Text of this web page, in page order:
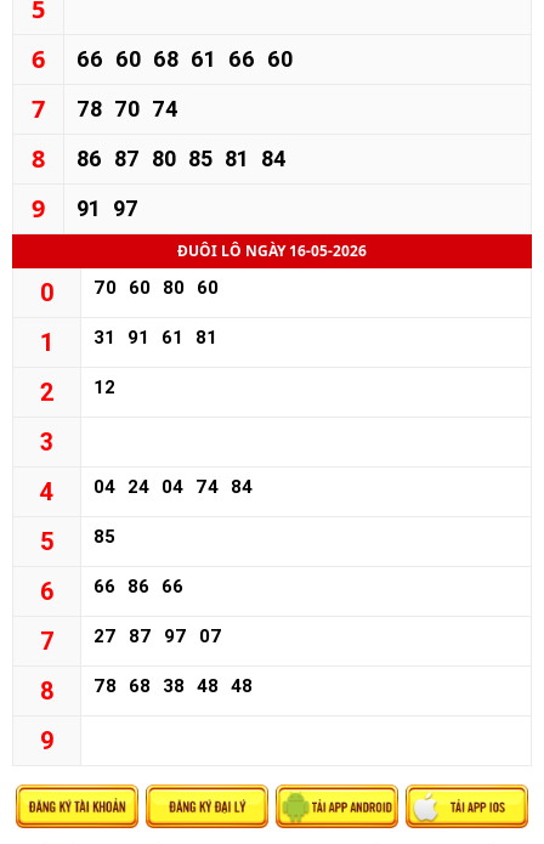
5
6
66 60 68 61 66 60
7 78 70 74
8 86 87 80 85 81 84
9 91 97
ĐUÔI LÔ NGÀY 16-05-2026
0 70 60 80 60
1 31 91 61 81
2 12
3
4
04 24 04 74 84
5 85
6 66 86 66
7 27 87 97 07
8 78 68 38 48 48
9